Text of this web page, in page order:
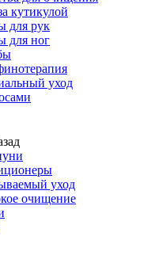
кутикулой
для рук
для ног
уход
уход
очищение